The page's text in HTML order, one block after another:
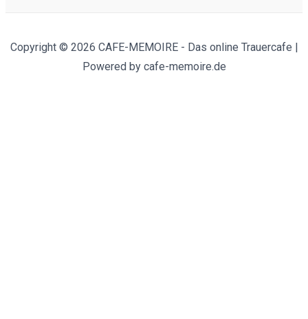
Copyright © 2026 CAFE-MEMOIRE - Das online Trauercafe |
Powered by cafe-memoire.de